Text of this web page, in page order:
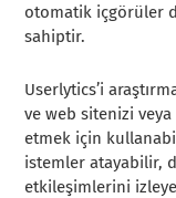
otomatik içgörüler
sahiptir.
Userlytics’i
ve web sitenizi veya
etmek için
istemler atayabilir,
etkileşimlerini